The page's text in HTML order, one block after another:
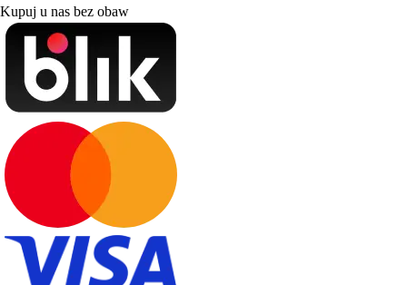
Kupuj u nas bez obaw